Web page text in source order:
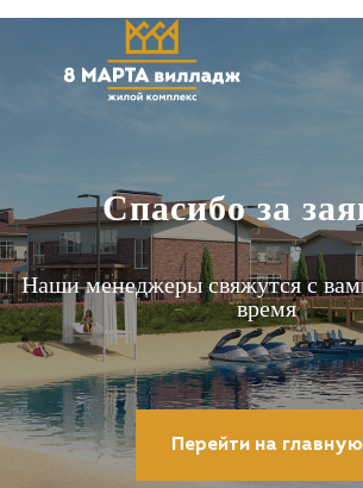
Спасибо за
Наши менеджеры свяжутся с
время
Перейти на главную